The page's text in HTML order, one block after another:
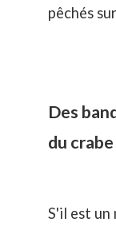
pêchés
Des
du
S'il est